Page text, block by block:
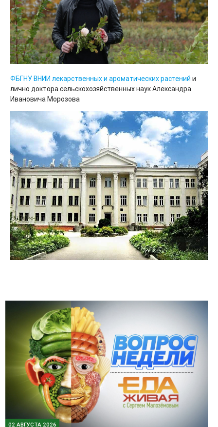
ФБГНУ ВНИИ лекарственных и ароматических растений и
лично доктора сельскохозяйственных наук Александра
Ивановича Морозова
02 АВГУСТА 2026